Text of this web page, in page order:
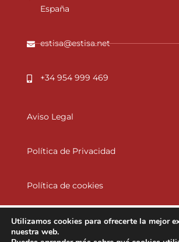
España
estisa@estisa.net
+34 954 999 469
Aviso Legal
Política de Privacidad
Política de cookies
Utilizamos cookies para ofrecerte la mejor
nuestra web.